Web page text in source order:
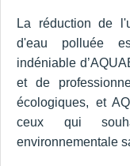
La réduction de
d'eau polluée
indéniable
et de
écologiques, et
ceux qui
environnementale